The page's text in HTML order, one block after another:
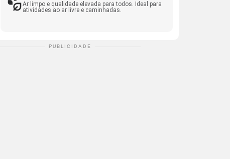
Ar limpo e qualidade elevada para todos. Ideal para
atividades ao ar livre e caminhadas.